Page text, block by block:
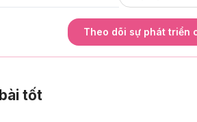
Theo dõi sự phát triển
tốt